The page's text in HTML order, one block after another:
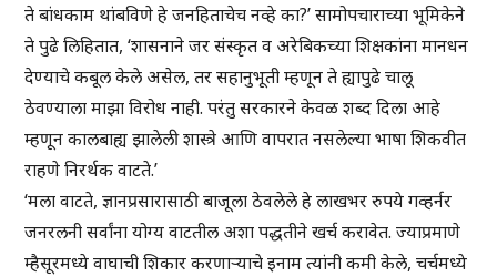
ते बांधकाम थांबविणे हे जनहिताचेच नव्हे का?’ सामोपचाराच्या भूमिकेने
ते पुढे लिहितात, ‘शासनाने जर संस्कृत व अरेबिकच्या शिक्षकांना मानधन
देण्याचे कबूल केले असेल, तर सहानुभूती म्हणून ते ह्यापुढे चालू
ठेवण्याला माझा विरोध नाही. परंतु सरकारने केवळ शब्द दिला आहे
म्हणून कालबाह्य झालेली शास्त्रे आणि वापरात नसलेल्या भाषा शिकवीत
राहणे निरर्थक वाटते.’
‘मला वाटते, ज्ञानप्रसारासाठी बाजूला ठेवलेले हे लाखभर रुपये गव्हर्नर
जनरलनी सर्वांना योग्य वाटतील अशा पद्धतीने खर्च करावेत. ज्याप्रमाणे
म्हैसूरमध्ये वाघाची शिकार करणाऱ्याचे इनाम त्यांनी कमी केले, चर्चमध्ये